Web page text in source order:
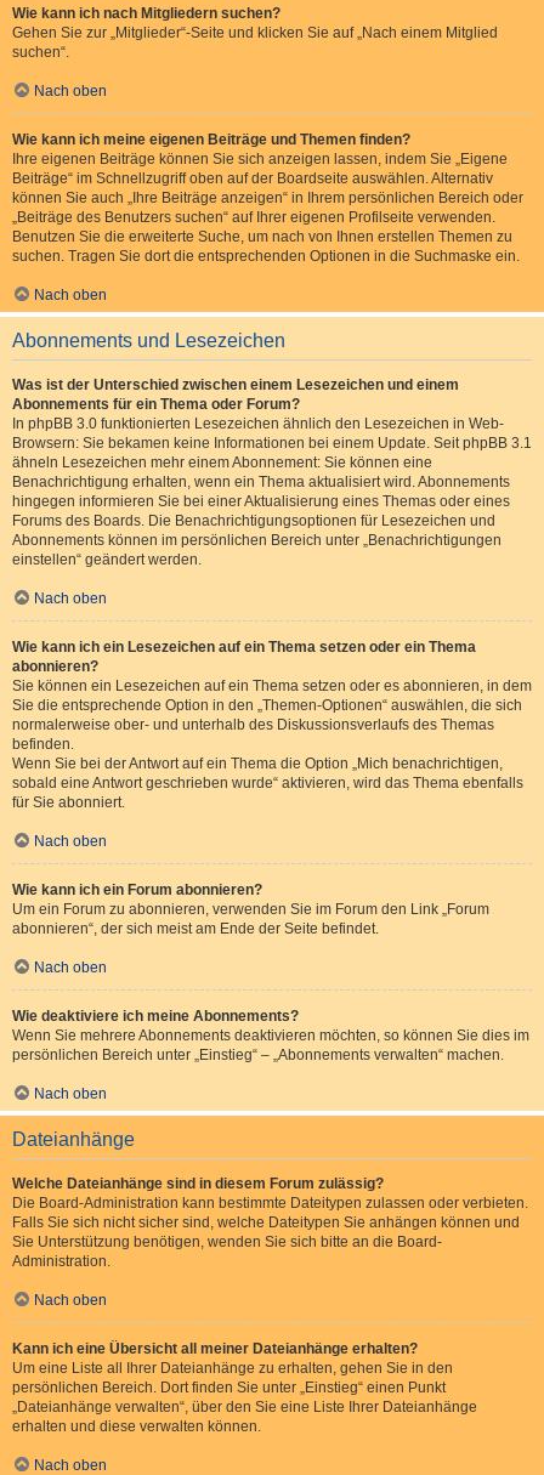
Wie kann ich nach Mitgliedern suchen?
Gehen Sie zur „Mitglieder“-Seite und klicken Sie auf „Nach einem Mitglied
suchen“.
Nach oben
Wie kann ich meine eigenen Beiträge und Themen finden?
Ihre eigenen Beiträge können Sie sich anzeigen lassen, indem Sie „Eigene
Beiträge“ im Schnellzugriff oben auf der Boardseite auswählen. Alternativ
können Sie auch „Ihre Beiträge anzeigen“ in Ihrem persönlichen Bereich oder
„Beiträge des Benutzers suchen“ auf Ihrer eigenen Profilseite verwenden.
Benutzen Sie die erweiterte Suche, um nach von Ihnen erstellen Themen zu
suchen. Tragen Sie dort die entsprechenden Optionen in die Suchmaske ein.
Nach oben
Abonnements und Lesezeichen
Was ist der Unterschied zwischen einem Lesezeichen und einem
Abonnements für ein Thema oder Forum?
In phpBB 3.0 funktionierten Lesezeichen ähnlich den Lesezeichen in Web-
Browsern: Sie bekamen keine Informationen bei einem Update. Seit phpBB 3.1
ähneln Lesezeichen mehr einem Abonnement: Sie können eine
Benachrichtigung erhalten, wenn ein Thema aktualisiert wird. Abonnements
hingegen informieren Sie bei einer Aktualisierung eines Themas oder eines
Forums des Boards. Die Benachrichtigungsoptionen für Lesezeichen und
Abonnements können im persönlichen Bereich unter „Benachrichtigungen
einstellen“ geändert werden.
Nach oben
Wie kann ich ein Lesezeichen auf ein Thema setzen oder ein Thema
abonnieren?
Sie können ein Lesezeichen auf ein Thema setzen oder es abonnieren, in dem
Sie die entsprechende Option in den „Themen-Optionen“ auswählen, die sich
normalerweise ober- und unterhalb des Diskussionsverlaufs des Themas
befinden.
Wenn Sie bei der Antwort auf ein Thema die Option „Mich benachrichtigen,
sobald eine Antwort geschrieben wurde“ aktivieren, wird das Thema ebenfalls
für Sie abonniert.
Nach oben
Wie kann ich ein Forum abonnieren?
Um ein Forum zu abonnieren, verwenden Sie im Forum den Link „Forum
abonnieren“, der sich meist am Ende der Seite befindet.
Nach oben
Wie deaktiviere ich meine Abonnements?
Wenn Sie mehrere Abonnements deaktivieren möchten, so können Sie dies im
persönlichen Bereich unter „Einstieg“ – „Abonnements verwalten“ machen.
Nach oben
Dateianhänge
Welche Dateianhänge sind in diesem Forum zulässig?
Die Board-Administration kann bestimmte Dateitypen zulassen oder verbieten.
Falls Sie sich nicht sicher sind, welche Dateitypen Sie anhängen können und
Sie Unterstützung benötigen, wenden Sie sich bitte an die Board-
Administration.
Nach oben
Kann ich eine Übersicht all meiner Dateianhänge erhalten?
Um eine Liste all Ihrer Dateianhänge zu erhalten, gehen Sie in den
persönlichen Bereich. Dort finden Sie unter „Einstieg“ einen Punkt
„Dateianhänge verwalten“, über den Sie eine Liste Ihrer Dateianhänge
erhalten und diese verwalten können.
Nach oben